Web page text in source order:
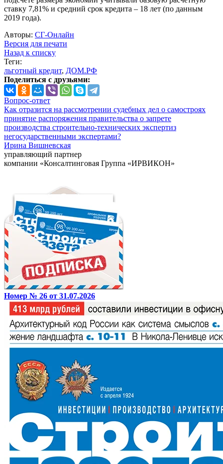
ставку 7,81% и средний срок кредита – 18 лет (по данным
2019 года).
Авторы: СГ-Онлайн
Версия для печати
Назад к списку
Теги:
льготный кредит, ДОМ.РФ
Поделиться с друзьями:
Вопрос-ответ
Как отразится на рассмотрении судебных дел о самостроях
принятие распоряжения правительства о запрете
производства строительно-технических экспертиз
негосударственными экспертами?
Ирина Вишневская
управляющий партнер
компании «Консалтинговая Группа «ИРВИКОН»
Номер № 26 от 31.07.2026